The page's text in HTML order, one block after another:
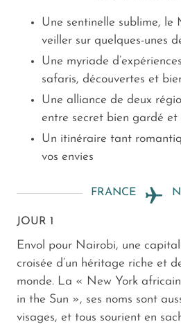
Une sentinelle sublime, le
veiller sur quelques-unes
Une myriade
safaris, découvertes et
Une alliance de deux
entre secret bien gardé et
Un itinéraire tant
vos envies
FRANCE
JOUR 1
Envol pour Nairobi, une
croisée d’un héritage riche et
monde. La « New York
in the Sun », ses noms sont
visages, et tous sourient en